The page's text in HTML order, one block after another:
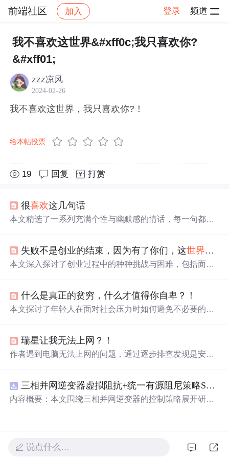
前端社区 加入 登录 频道
社区 前端社区 感慨 帖子详情
我不喜欢这世界&#xff0c;我只喜欢你?
&#xff01;
zzz凉风
2024-02-26
我不喜欢这世界，我只喜欢你?！
给本帖投票
19 回复 打赏
很喜欢这几句话
本文精选了一系列充满个性与幽默感的情话，每一句都充
失败不是创业的结束，因为有了你们，这世界才璀
本文深入探讨了创业过程中的种种挑战与困难，包括面对
而是通向成功的必经之路。
什么是真正的贫穷，什么才值得你自卑？！
本文探讨了年轻人在面对社会压力时如何避免不必要的奢
瑞星让我无法上网？！
作者遇到电脑无法上网的问题，通过逐步排查发现是安全
三相并网逆变器虚拟阻抗+统一有源阻尼策略SVPWM+SPWM调制仿真
内容概要：本文围绕三相并网逆变器的控制策略展开研
模。通过引入虚拟阻抗改善系统输出阻抗特性，结合统一
有源阻尼技术有效抑制LC或LCL滤波器引起的谐振问题，
说点什么…